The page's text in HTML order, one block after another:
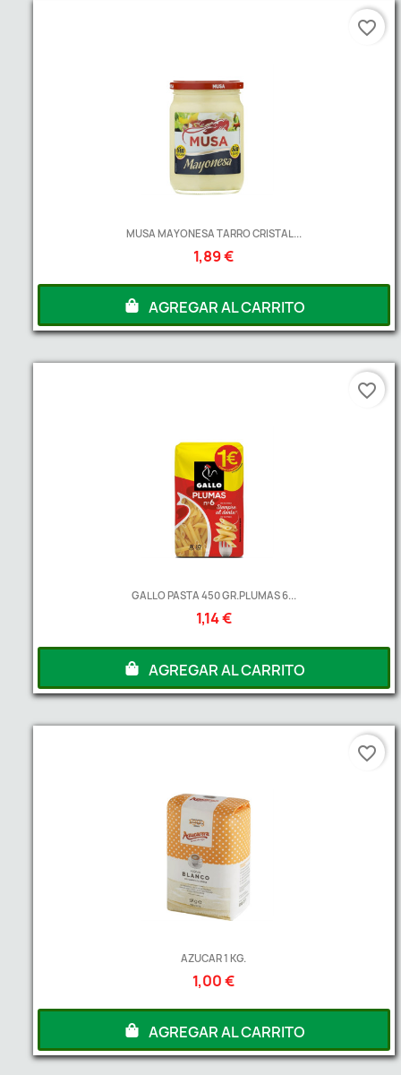
MUSA MAYONESA TARRO CRISTAL...
1,89 €
AGREGAR AL CARRITO
favorite_border
GALLO PASTA 450 GR.PLUMAS 6...
1,14 €
AGREGAR AL CARRITO
favorite_border
AZUCAR 1 KG.
1,00 €
AGREGAR AL CARRITO
favorite_border